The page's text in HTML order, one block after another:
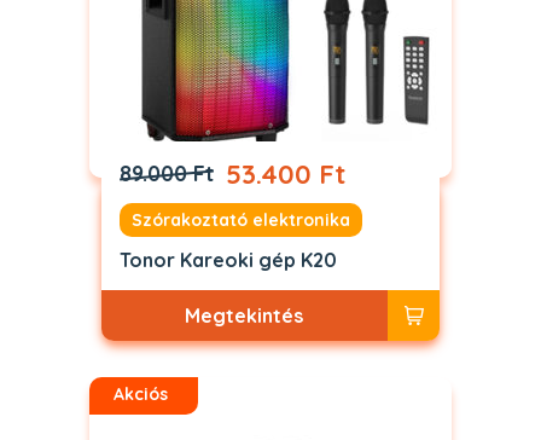
89.000 Ft 53.400 Ft
Szórakoztató elektronika
Tonor Kareoki gép K20
Megtekintés
Akciós